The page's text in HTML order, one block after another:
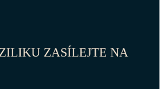
ZASÍLEJTE NA